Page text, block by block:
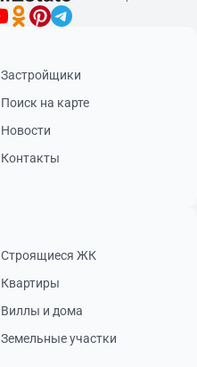
Застройщики
Поиск на карте
Новости
Контакты
Строящиеся ЖК
Квартиры
Виллы и дома
Земельные участки